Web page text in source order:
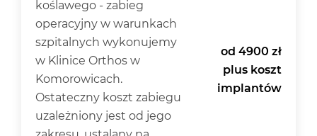
koślawego - zabieg
operacyjny w warunkach
szpitalnych wykonujemy
w Klinice Orthos w
Komorowicach.
Ostateczny koszt zabiegu
uzależniony jest od jego
od 4900 zł
plus koszt
implantów